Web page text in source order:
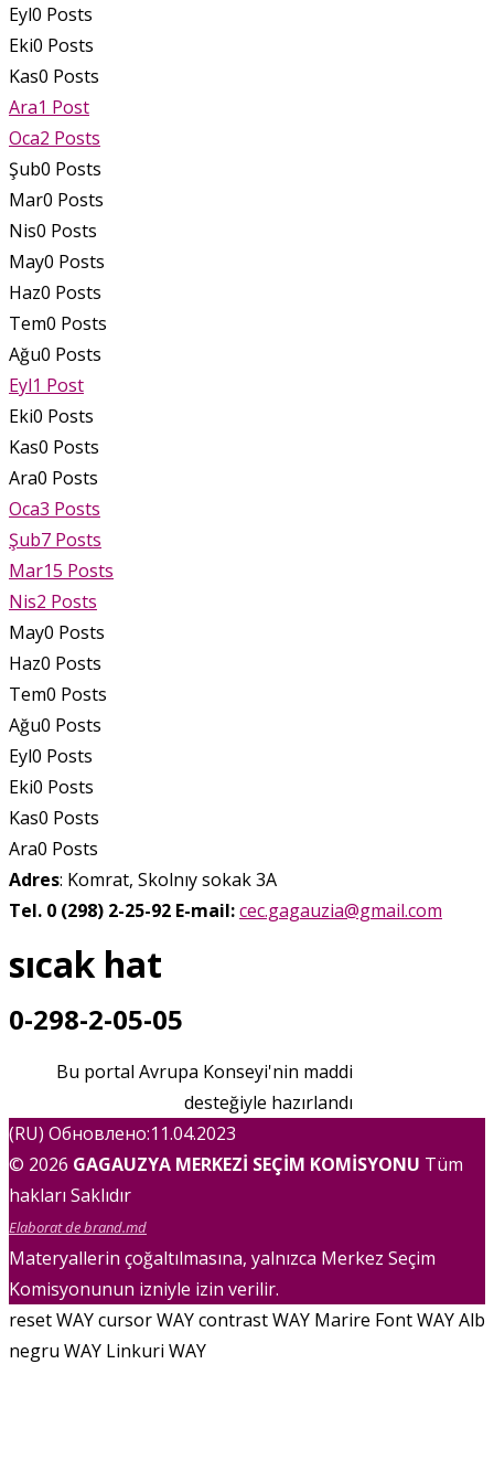
Eyl0 Posts
Eki0 Posts
Kas0 Posts
Ara1 Post
Oca2 Posts
Şub0 Posts
Mar0 Posts
Nis0 Posts
May0 Posts
Haz0 Posts
Tem0 Posts
Ağu0 Posts
Eyl1 Post
Eki0 Posts
Kas0 Posts
Ara0 Posts
Oca3 Posts
Şub7 Posts
Mar15 Posts
Nis2 Posts
May0 Posts
Haz0 Posts
Tem0 Posts
Ağu0 Posts
Eyl0 Posts
Eki0 Posts
Kas0 Posts
Ara0 Posts
Adres: Komrat, Skolnıy sokak 3A
Tel. 0 (298) 2-25-92 E-mail:cec.gagauzia@gmail.com
sıcak hat
0-298-2-05-05
Bu portal Avrupa Konseyi'nin maddi
desteğiyle hazırlandı
(RU) Обновлено:11.04.2023
© 2026 GAGAUZYA MERKEZİ SEÇİM KOMİSYONU Tüm
hakları Saklıdır
Elaborat de brand.md
Materyallerin çoğaltılmasına, yalnızca Merkez Seçim
Komisyonunun izniyle izin verilir.
reset WAYcursor WAYcontrast WAY Marire Font WAYAlb
negru WAY Linkuri WAY